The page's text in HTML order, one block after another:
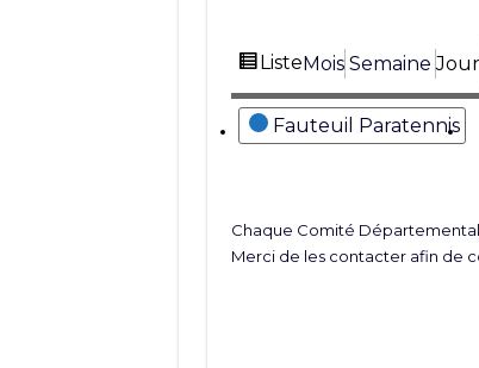
Vue
en
ListeMois Semaine Jour
Catégories
Fauteuil Paratennis
Chaque Comité
Merci de les contacter afin de